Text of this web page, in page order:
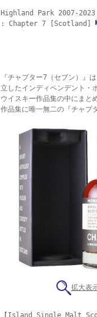
Highland Park 2007-
: Chapter 7 [Scotland]
『チャプター7（セブン）
立したインディペンデント・
ウイスキー作品集の中にまと
作品集に唯一無二の『チャプ
拡大表
【Island Single Malt